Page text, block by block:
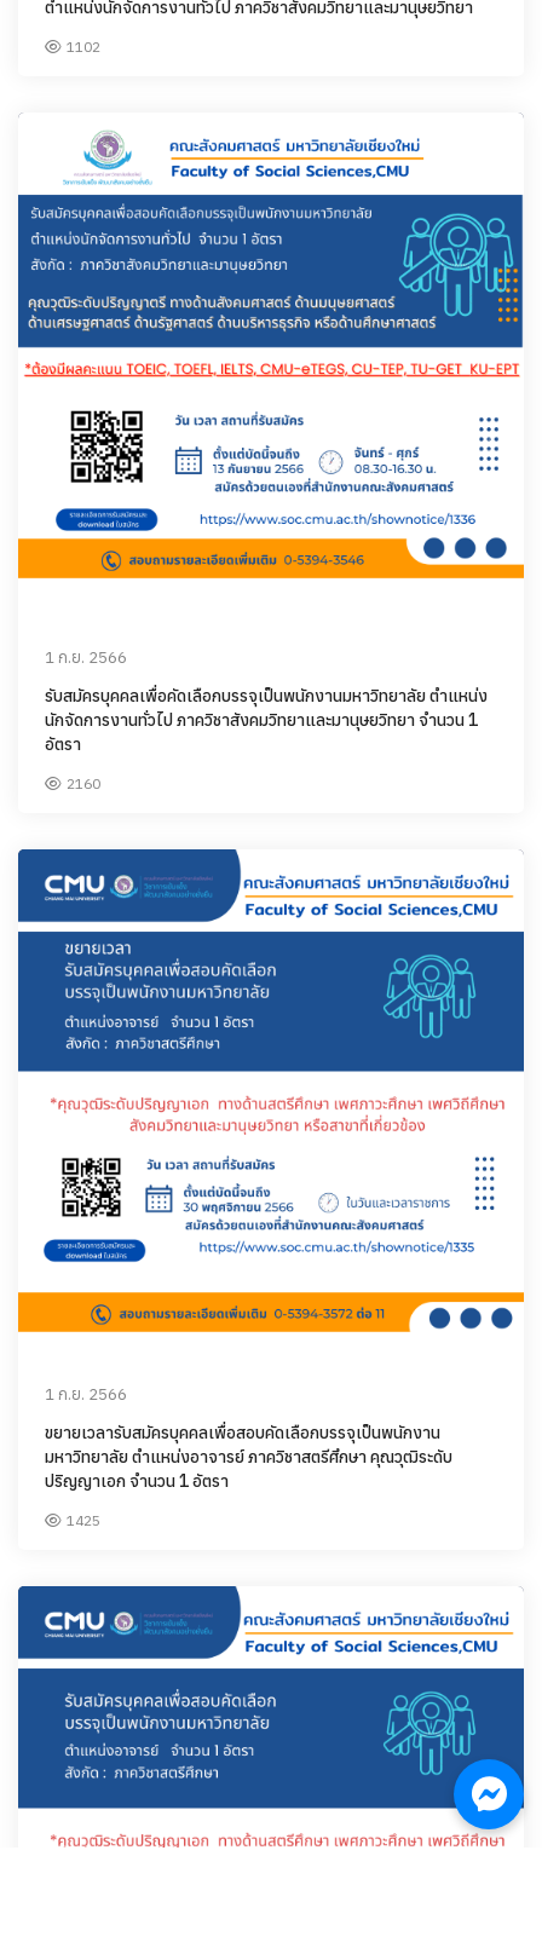
ตำแหน่งนักจัดการงานทั่วไป ภาควิชาสังคมวิทยาและมานุษยวิทยา
1102
1 ก.ย. 2566
รับสมัครบุคคลเพื่อคัดเลือกบรรจุเป็นพนักงานมหาวิทยาลัย ตำแหน่ง
นักจัดการงานทั่วไป ภาควิชาสังคมวิทยาและมานุษยวิทยา จำนวน 1
อัตรา
2160
1 ก.ย. 2566
ขยายเวลารับสมัครบุคคลเพื่อสอบคัดเลือกบรรจุเป็นพนักงาน
มหาวิทยาลัย ตำแหน่งอาจารย์ ภาควิชาสตรีศึกษา คุณวุฒิระดับ
ปริญญาเอก จำนวน 1 อัตรา
1425